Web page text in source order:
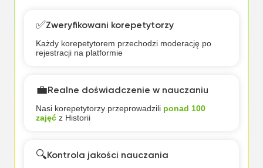
✅Zweryfikowani korepetytorzy
Każdy korepetytorem przechodzi moderację po
rejestracji na platformie
💼Realne doświadczenie w nauczaniu
Nasi korepetytorzy przeprowadzili ponad 100
zajęćz Historii
🔍Kontrola jakości nauczania